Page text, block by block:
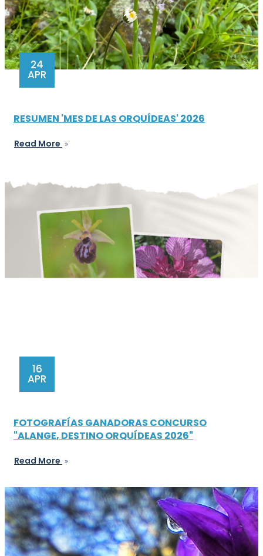
24
APR
RESUMEN 'MES DE LAS ORQUÍDEAS' 2026
Read More
16
APR
FOTOGRAFÍAS GANADORAS CONCURSO
"ALANGE, DESTINO ORQUÍDEAS 2026"
Read More